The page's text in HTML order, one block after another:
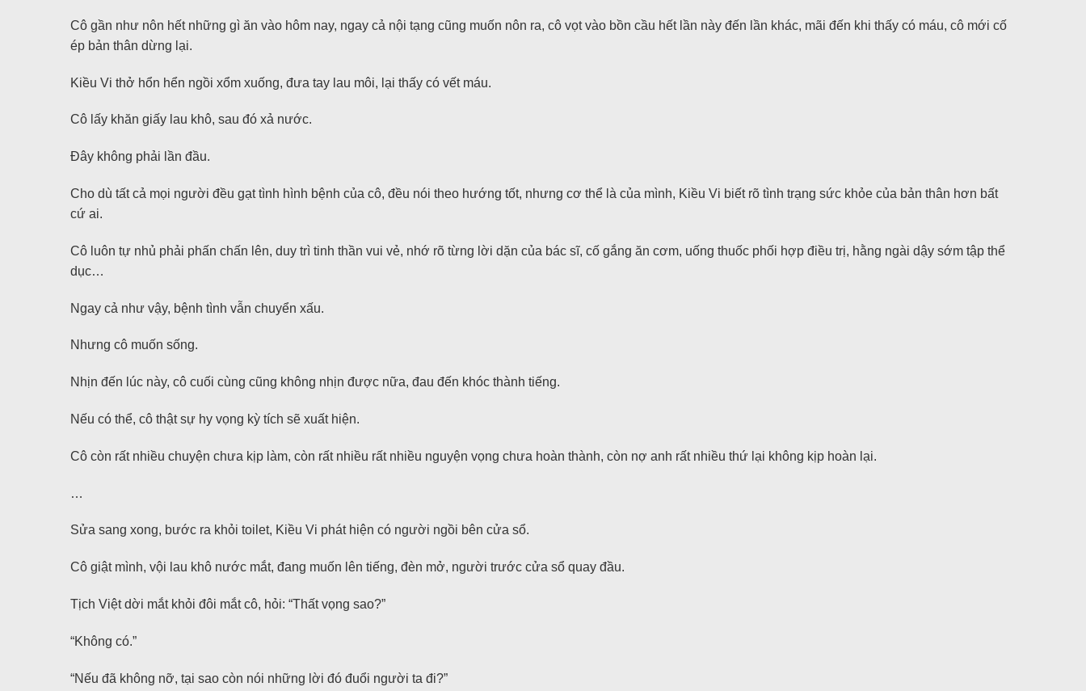
Cô gần như nôn hết những gì ăn vào hôm nay, ngay cả nội tạng cũng muốn nôn ra, cô vọt vào bồn cầu hết lần này đến lần khác, mãi đến khi thấy có máu, cô mới cố
ép bản thân dừng lại.
Kiều Vi thở hổn hển ngồi xổm xuống, đưa tay lau môi, lại thấy có vết máu.
Cô lấy khăn giấy lau khô, sau đó xả nước.
Đây không phải lần đầu.
Cho dù tất cả mọi người đều gạt tình hình bệnh của cô, đều nói theo hướng tốt, nhưng cơ thể là của mình, Kiều Vi biết rõ tình trạng sức khỏe của bản thân hơn bất
cứ ai.
Cô luôn tự nhủ phải phấn chấn lên, duy trì tinh thần vui vẻ, nhớ rõ từng lời dặn của bác sĩ, cố gắng ăn cơm, uống thuốc phối hợp điều trị, hằng ngài dậy sớm tập thể
dục…
Ngay cả như vậy, bệnh tình vẫn chuyển xấu.
Nhưng cô muốn sống.
Nhịn đến lúc này, cô cuối cùng cũng không nhịn được nữa, đau đến khóc thành tiếng.
Nếu có thể, cô thật sự hy vọng kỳ tích sẽ xuất hiện.
Cô còn rất nhiều chuyện chưa kịp làm, còn rất nhiều rất nhiều nguyện vọng chưa hoàn thành, còn nợ anh rất nhiều thứ lại không kịp hoàn lại.
…
Sửa sang xong, bước ra khỏi toilet, Kiều Vi phát hiện có người ngồi bên cửa sổ.
Cô giật mình, vội lau khô nước mắt, đang muốn lên tiếng, đèn mở, người trước cửa sổ quay đầu.
Tịch Việt dời mắt khỏi đôi mắt cô, hỏi: “Thất vọng sao?”
“Không có.”
“Nếu đã không nỡ, tại sao còn nói những lời đó đuổi người ta đi?”